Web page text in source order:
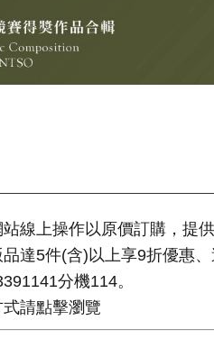
線上操作以原價訂購，提
達5件(含)以上享9折優惠
分機114。
請點擊瀏覽